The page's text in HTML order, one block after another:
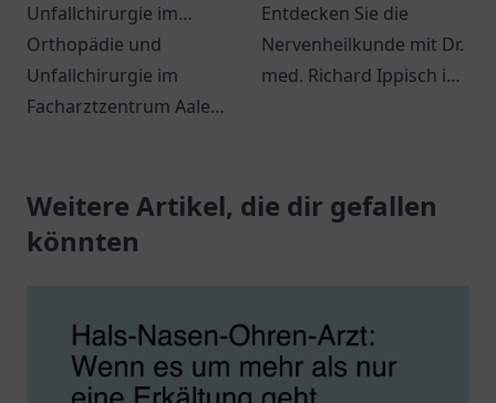
Unfallchirurgie im
Facharztzentrum Aalen
Orthopädie und
Unfallchirurgie im
Facharztzentrum Aalen -
Versorgung für Ihre
Gesundheit.
Entdecken Sie die
Nervenheilkunde mit Dr.
med. Richard Ippisch in
und ein vertrauensvolles
Umfeld erwarten Sie.
Weitere Artikel, die dir gefallen
könnten